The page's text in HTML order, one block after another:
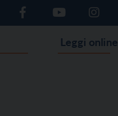
Leggi online